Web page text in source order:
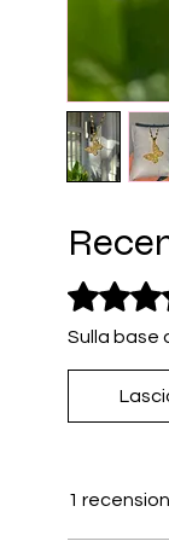
Valutazione
Sulla base
1